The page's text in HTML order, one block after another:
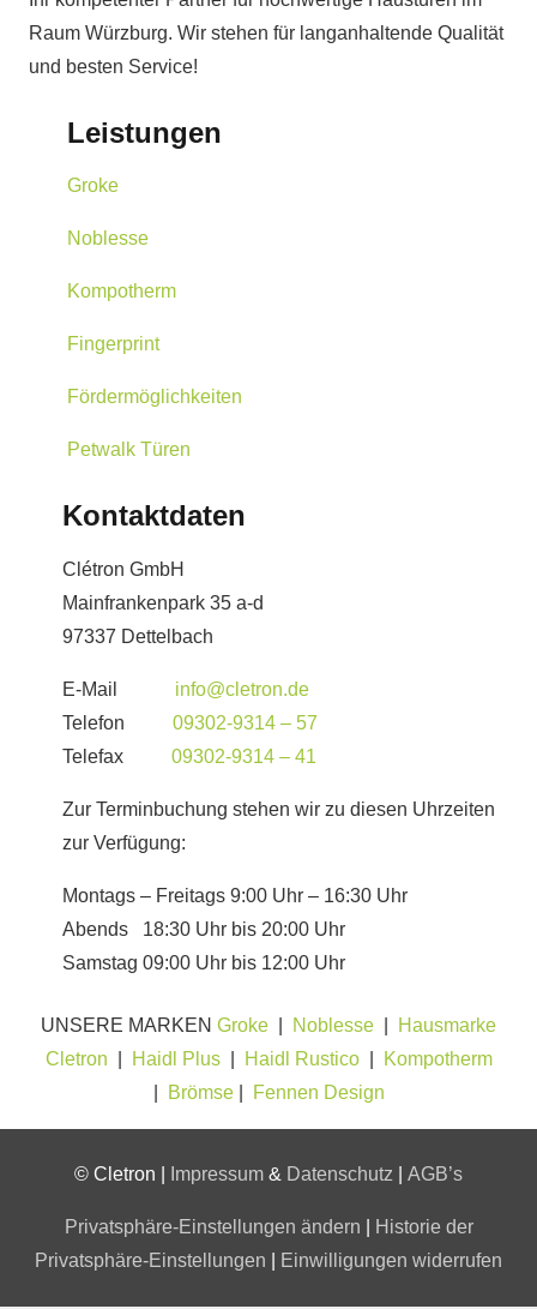
Raum Würzburg. Wir stehen für langanhaltende Qualität
und besten Service!
Leistungen
Groke
Noblesse
Kompotherm
Fingerprint
Fördermöglichkeiten
Petwalk Türen
Kontaktdaten
Clétron GmbH
Mainfrankenpark 35 a-d
97337 Dettelbach
E-Mail info@cletron.de
Telefon 09302-9314 – 57
Telefax 09302-9314 – 41
Zur Terminbuchung stehen wir zu diesen Uhrzeiten
zur Verfügung:
Montags – Freitags 9:00 Uhr – 16:30 Uhr
Abends 18:30 Uhr bis 20:00 Uhr
Samstag 09:00 Uhr bis 12:00 Uhr
UNSERE MARKEN Groke Noblesse
Hausmarke
Cletron
Haidl Plus| Haidl Rustico|
Kompotherm
Brömse| Fennen Design
© Cletron | Impressum & Datenschutz AGB’s
Privatsphäre-Einstellungen ändern
Historie der
Privatsphäre-Einstellungen
Einwilligungen widerrufen